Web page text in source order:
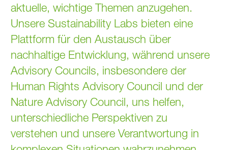
aktuelle, wichtige Themen anzugehen.
Unsere Sustainability Labs bieten eine
Plattform für den Austausch über
nachhaltige Entwicklung, während unsere
Advisory Councils, insbesondere der
Human Rights Advisory Council und der
Nature Advisory Council, uns helfen,
unterschiedliche Perspektiven zu
verstehen und unsere Verantwortung in